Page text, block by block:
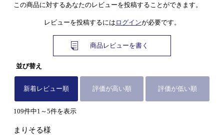
この商品に対するあなたのレビューを投稿することができます。
レビューを投稿するには ログインが必要です。
商品レビューを書く
並び替え
新着レビュー順 評価が高い順 評価が低い順
109件中1～5件を表示
まりそる様